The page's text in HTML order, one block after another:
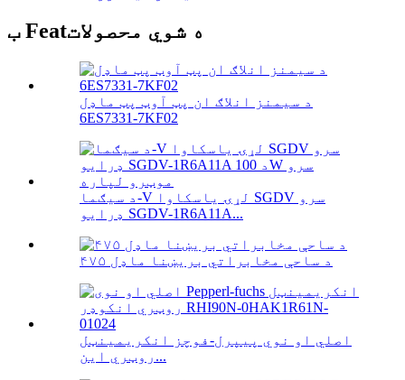
ب Featه شوي محصولات
د سیمنز انلاګ ان پټ آوټ پټ ماډل
6ES7331-7KF02
د سیګما-V لړۍ یاسکاوا SGDV سرو
ډرایو SGDV-1R6A11A...
۴۷۵ د ساحې مخابراتي بریښنا ماډل
اصلي او نوي پیپرل-فوچز انکریمینټل
روټري این...